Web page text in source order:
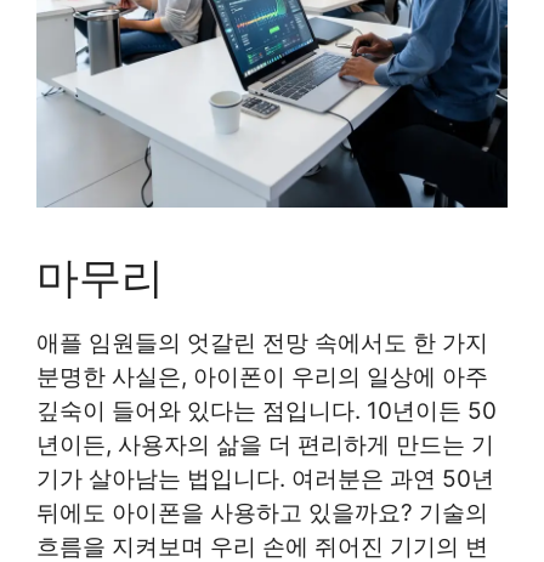
마무리
애플 임원들의 엇갈린 전망 속에서도 한 가지
분명한 사실은, 아이폰이 우리의 일상에 아주
깊숙이 들어와 있다는 점입니다. 10년이든 50
년이든, 사용자의 삶을 더 편리하게 만드는 기
기가 살아남는 법입니다. 여러분은 과연 50년
뒤에도 아이폰을 사용하고 있을까요? 기술의
흐름을 지켜보며 우리 손에 쥐어진 기기의 변